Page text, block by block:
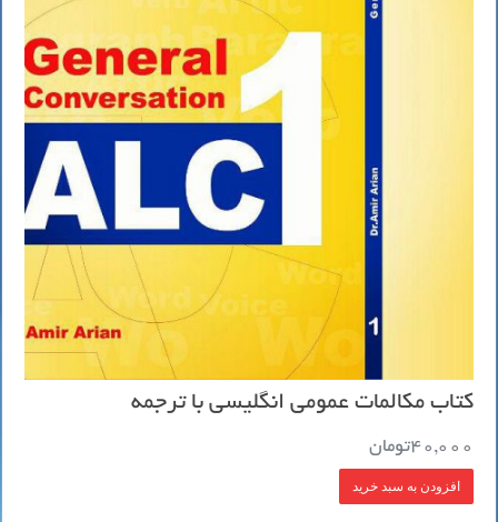
کتاب مکالمات عمومی انگلیسی با ترجمه
40,000تومان
افزودن به سبد خرید